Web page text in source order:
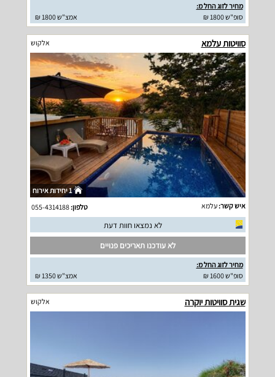
מחיר לזוג החל מ:
סופ"ש 1800 ₪
אמצ"ש 1800 ₪
סוויטות עלמא אלקוש
1 יחידות אירוח
איש קשר:עלמא טלפון:055-4314188
לא נמצאו חוות דעת
לא עודכנו תאריכים פנויים
מחיר לזוג החל מ:
סופ"ש 1600 ₪
אמצ"ש 1350 ₪
שגית סוויטות יוקרה אלקוש